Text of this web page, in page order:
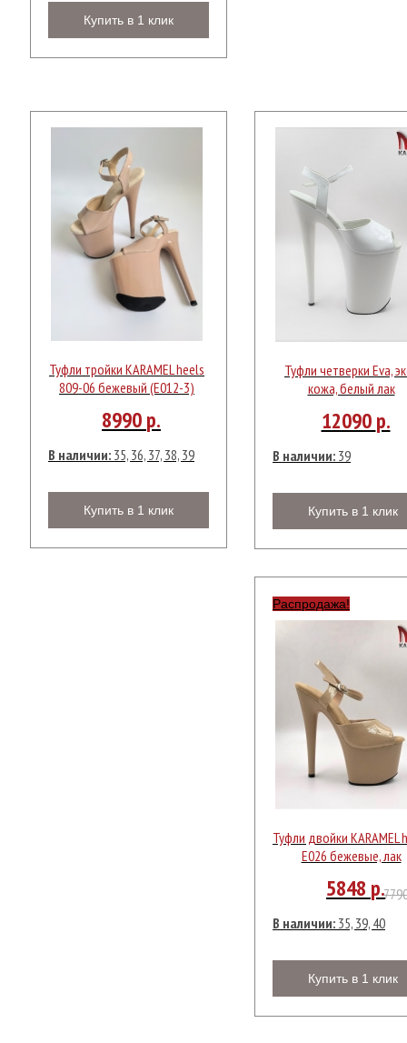
Купить в 1 клик
Туфли тройки KARAMEL heels
809-06 бежевый (Е012-3)
8990р.
В наличии: 35, 36, 37, 38, 39
Купить в 1 клик
Туфли четверки Eva,
кожа, белый лак
12090р.
В наличии: 39
Купить в 1 клик
Распродажа!
Туфли двойки KARAMEL
Е026 бежевые, лак
5848 р.
В наличии: 35, 39, 40
Купить в 1 клик